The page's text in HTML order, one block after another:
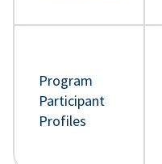
Program
Participant
Profiles